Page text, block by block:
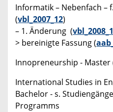
Informatik – Nebenfach –
(vbl_2007_12)
– 1. Änderung (
> bereinigte Fassung (
Innopreneurship - Master
International Studies in
Bachelor - s.
Programms